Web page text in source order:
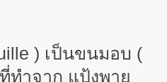
) เป็นขนมอบ (
ทำจาก แป้งพาย